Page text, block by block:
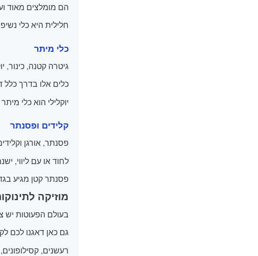
הם מומלצים מאוד
חלילית היא כלי
כלי מיתר
גיטרה קטנה, כינור,
כלים אלו בדרך כלל
יוקלילי הוא כלי מיתר קל
קלידים ופסנתר
פסנתר, אורגן
לחוד או עם ליווי,
פסנתר קטן מגיע
מוזיקה
בעולם הפעוטות יש
גם כאן דאגנו לכם
רעשנים,